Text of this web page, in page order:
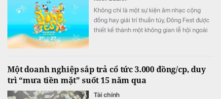
Không chỉ là một sự kiện âm nhạc cộng
đồng hay giải trí thuần túy, Đông Fest được
thiết kế thành một không gian lễ hội ngoài
Một doanh nghiệp sắp trả cổ tức 3.000 đồng/cp, duy
trì “mưa tiền mặt” suốt 15 năm qua
Tài chính